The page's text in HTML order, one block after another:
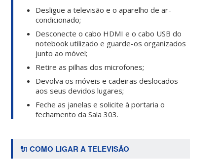
Desligue a televisão e o aparelho de ar-
condicionado;
Desconecte o cabo HDMI e o cabo USB do
notebook utilizado e guarde-os organizados
junto ao móvel;
Retire as pilhas dos microfones;
Devolva os móveis e cadeiras deslocados
aos seus devidos lugares;
Feche as janelas e solicite à portaria o
fechamento da Sala 303.
🔌 COMO LIGAR A TELEVISÃO